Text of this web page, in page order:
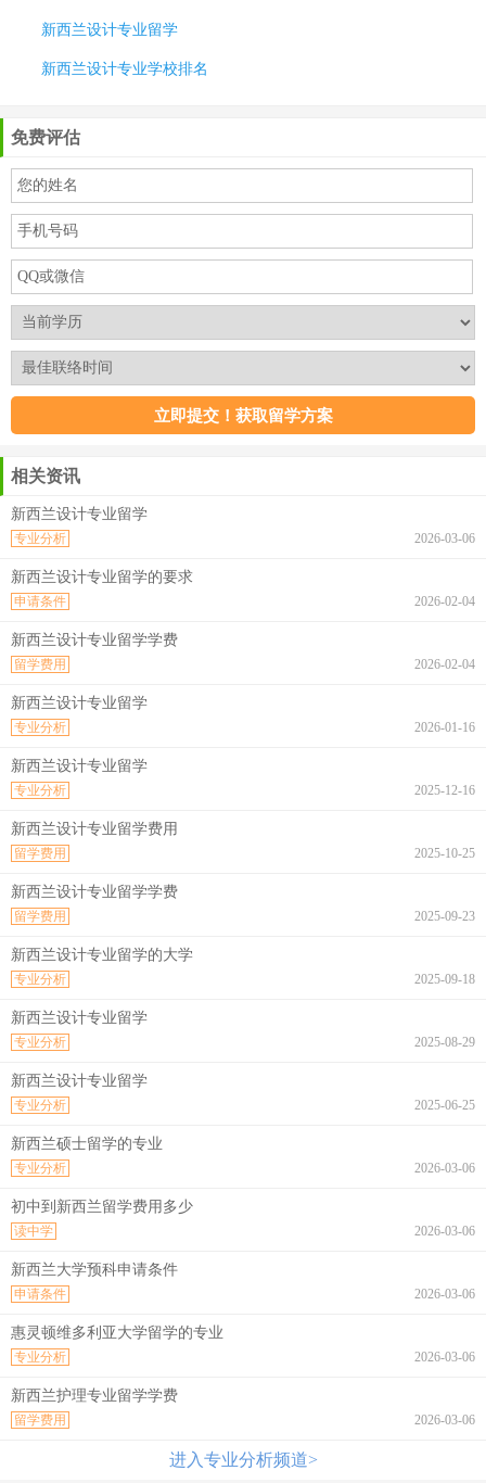
新西兰设计专业留学
新西兰设计专业学校排名
免费评估
相关资讯
新西兰设计专业留学
2026-03-06
专业分析
新西兰设计专业留学的要求
2026-02-04
申请条件
新西兰设计专业留学学费
2026-02-04
留学费用
新西兰设计专业留学
2026-01-16
专业分析
新西兰设计专业留学
2025-12-16
专业分析
新西兰设计专业留学费用
2025-10-25
留学费用
新西兰设计专业留学学费
2025-09-23
留学费用
新西兰设计专业留学的大学
2025-09-18
专业分析
新西兰设计专业留学
2025-08-29
专业分析
新西兰设计专业留学
2025-06-25
专业分析
新西兰硕士留学的专业
2026-03-06
专业分析
初中到新西兰留学费用多少
2026-03-06
读中学
新西兰大学预科申请条件
2026-03-06
申请条件
惠灵顿维多利亚大学留学的专业
2026-03-06
专业分析
新西兰护理专业留学学费
2026-03-06
留学费用
进入专业分析频道>